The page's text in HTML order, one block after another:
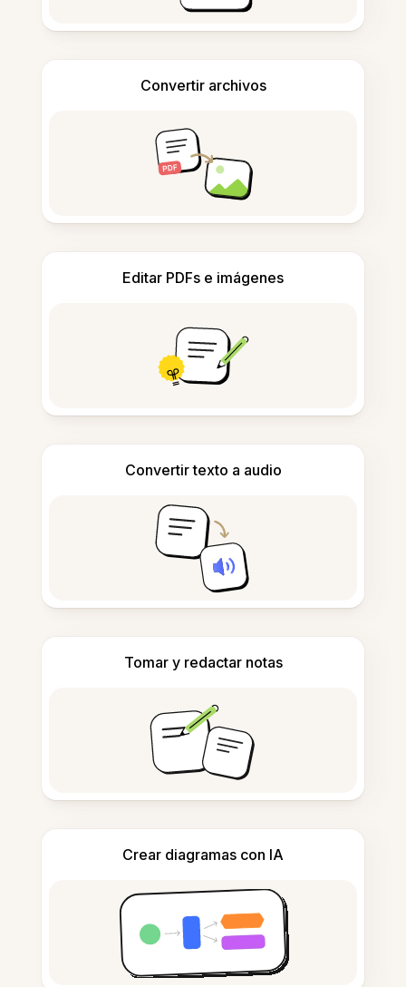
Convertir archivos
Editar PDFs e imágenes
Convertir texto a audio
Tomar y redactar notas
Crear diagramas con IA